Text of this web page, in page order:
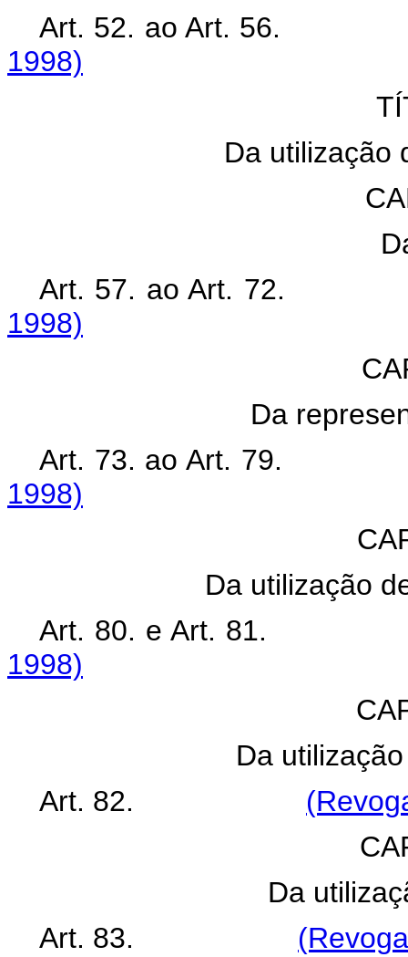
Art. 52. ao Art.
1998)
Da utilização
Art. 57. ao Art.
1998)
Da
Art. 73. ao Art. 79.
1998)
Da utilização
Art. 80. e Art.
1998)
Da
Art. 82.
Da
Art. 83.